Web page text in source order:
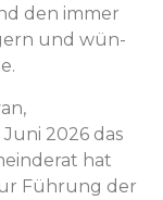
den immer
und wün­
Juni 2026 das
hat
Führung der